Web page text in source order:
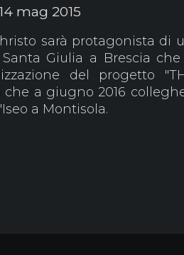
mag 2015
sarà protagonista di
Giulia a Brescia
del progetto
che a giugno 2016
a Montisola.